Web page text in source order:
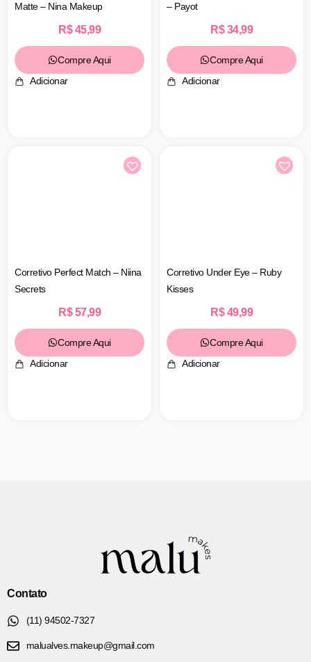
Matte – Nina Makeup
R$45,99
Compre Aqui
Adicionar
– Payot
R$34,99
Compre Aqui
Adicionar
Corretivo Perfect Match – Niina
Secrets
R$57,99
Compre Aqui
Adicionar
Corretivo Under Eye – Ruby
Kisses
R$49,99
Compre Aqui
Adicionar
Contato
(11) 94502-7327
malualves.makeup@gmail.com